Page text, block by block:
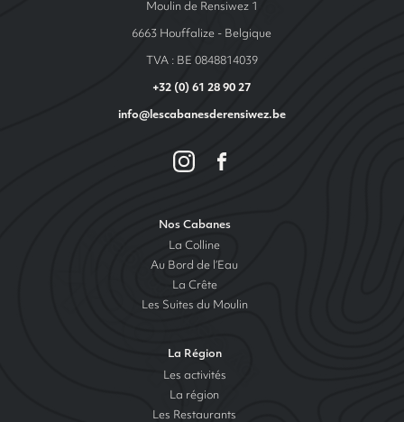
Moulin de Rensiwez 1
6663 Houffalize - Belgique
TVA : BE 0848814039
+32 (0) 61 28 90 27
info@lescabanesderensiwez.be
Nos Cabanes
La Colline
Au Bord de l’Eau
La Crête
Les Suites du Moulin
La Région
Les activités
La région
Les Restaurants